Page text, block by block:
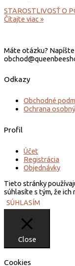
STAROSTLIVOSŤ O
Čítajte viac »
Máte otázku? Napíšte
Odkazy
Obchodné
Ochrana
Profil
Účet
Registrácia
Objednávky
Tieto stránky
súhlasíte s tým, že ich
SÚHLASÍM
Close
Cookies